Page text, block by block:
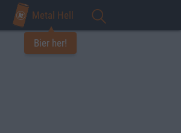
Metal Hell
Bier her!